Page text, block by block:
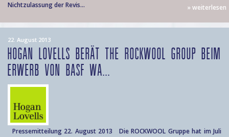
Nichtzulassung der Revis...
» weiterlesen
22. August 2013
HOGAN LOVELLS BERÄT THE ROCKWOOL GROUP BEIM
ERWERB VON BASF WA...
Pressemitteilung 22. August 2013 Die ROCKWOOL Gruppe hat im Juli